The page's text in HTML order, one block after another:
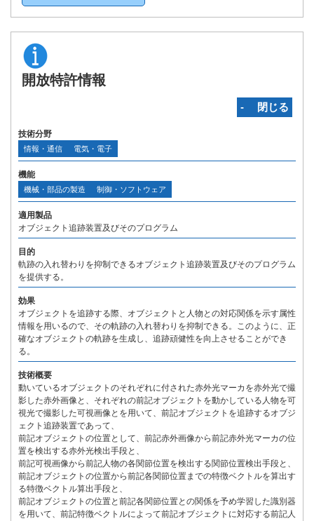
開放特許情報
‐ 閉じる
技術分野
情報・通信 電気・電子
機能
機械・部品の製造 制御・ソフトウェア
適用製品
オブジェクト追跡装置及びそのプログラム
目的
軌跡の入れ替わりを抑制できるオブジェクト追跡装置及びそのプログラム
を提供する。
効果
オブジェクトを追跡する際、オブジェクトと人物との対応関係を示す属性
情報を用いるので、その軌跡の入れ替わりを抑制できる。このように、正
確なオブジェクトの軌跡を生成し、追跡頑健性を向上させることができ
る。
技術概要
動いているオブジェクトのそれぞれに付された赤外光マーカを赤外光で撮
影した赤外画像と、それぞれの前記オブジェクトを動かしている人物を可
視光で撮影した可視画像とを用いて、前記オブジェクトを追跡するオブジ
ェクト追跡装置であって、
前記オブジェクトの位置として、前記赤外画像から前記赤外光マーカの位
置を検出する赤外光検出手段と、
前記可視画像から前記人物の各関節位置を検出する関節位置検出手段と、
前記オブジェクトの位置から前記各関節位置までの特徴ベクトルを算出す
る特徴ベクトル算出手段と、
前記オブジェクトの位置と前記各関節位置との関係を予め学習した識別器
を用いて、前記特徴ベクトルによって前記オブジェクトに対応する前記人